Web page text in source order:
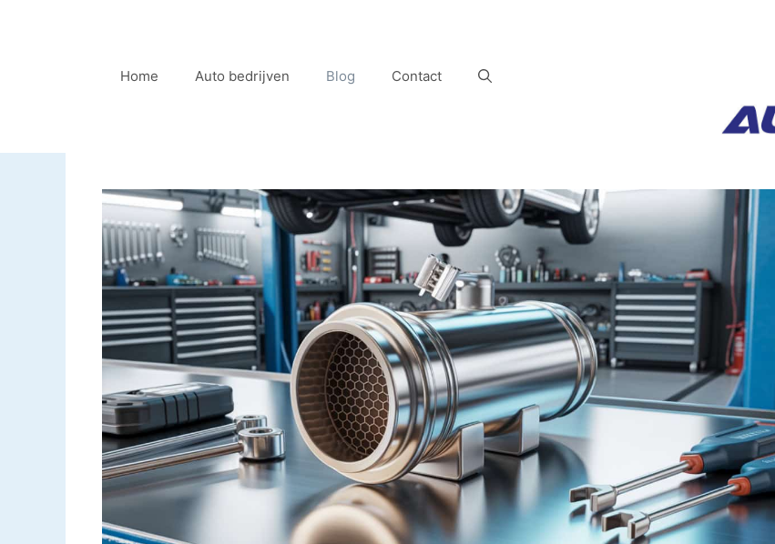
Home Auto bedrijven Blog Contact